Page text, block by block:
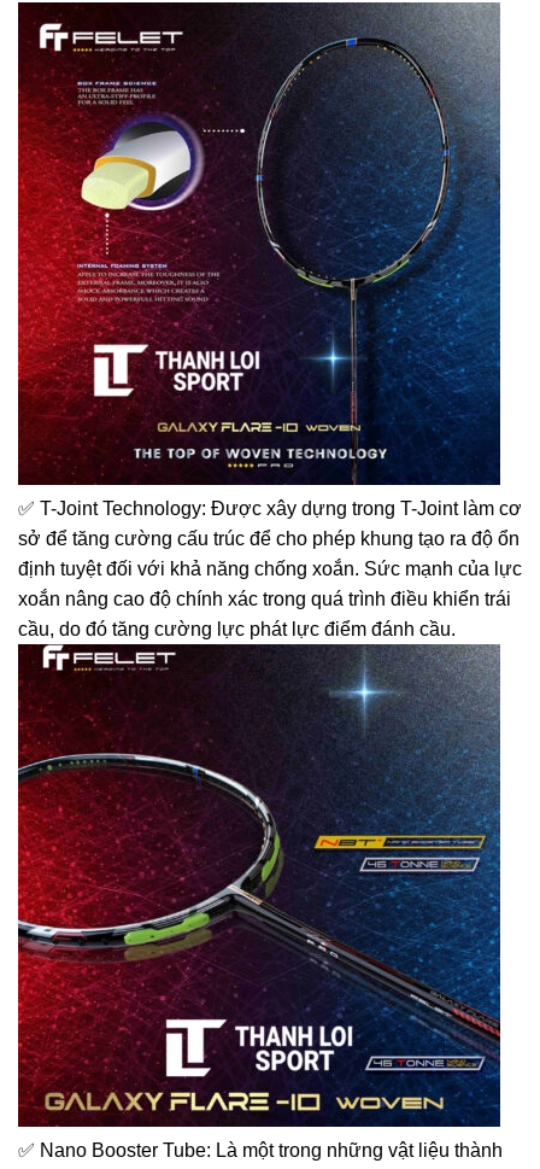
✅ T-Joint Technology: Được xây dựng trong T-Joint làm cơ
sở để tăng cường cấu trúc để cho phép khung tạo ra độ ổn
định tuyệt đối với khả năng chống xoắn. Sức mạnh của lực
xoắn nâng cao độ chính xác trong quá trình điều khiển trái
cầu, do đó tăng cường lực phát lực điểm đánh cầu.
✅ Nano Booster Tube: Là một trong những vật liệu thành